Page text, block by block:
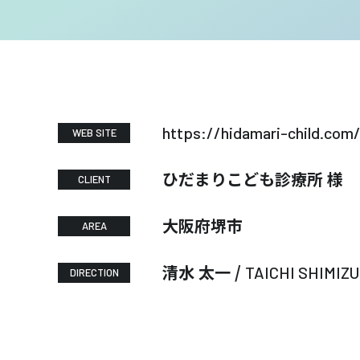
WEB SITE https://hidamari-child.com/
CLIENT ひだまりこども診療所 様
AREA 大阪府堺市
DIRECTION 清水 太一 / TAICHI SHIMIZU